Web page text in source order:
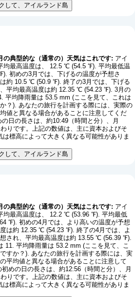
して、アイルランド島
の典型的な（通常の）天気はこれです: アイ
均最高温度は、 12.5 ℃ (54.5 ℉). 平均最低温
初めの3月では、下げるの温度が予想さ
約 10.5 ℃ (50.9 ℉). 終了の3月では、下げる
平均最高温度は約 12.35 ℃ (54.23 ℉). 3月の
平均降雨量は 53.5 mm ( ここを見て、これは
？). あなたの旅行を計画する際には、実際の
値と異なる場合があることに注意してくだ
日の長さは、約10:49（時間と分）、月
りです。上記の数値は、主に資本およびそ
標高によって大きく異なる可能性がありま
して、アイルランド島
の典型的な（通常の）天気はこれです: アイ
均最高温度は、 12.2 ℃ (53.96 ℉). 平均最低
℉). 初めの4月では、より高いの温度が予想
は約 12.35 ℃ (54.23 ℉). 終了の4月では、よ
され、平均最高温度は約 13.55 ℃ (56.39 ℉).
11. 平均降雨量は 53.2 mm (ここを見て、こ
すか？). あなたの旅行を計画する際には、実
平均値と異なる場合があることに注意して
初めの日の長さは、約12:56（時間と分）、月
りです。上記の数値は、主に資本およびそ
標高によって大きく異なる可能性がありま